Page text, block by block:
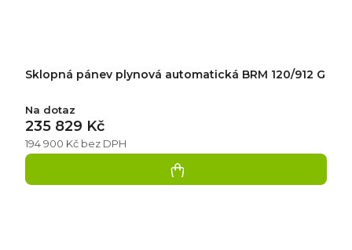
Sklopná pánev plynová automatická BRM 120/912 G
Na dotaz
194 900 Kč bez DPH
235 829 Kč